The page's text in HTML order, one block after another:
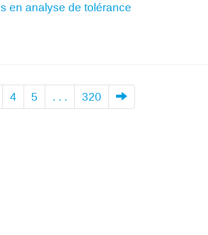
en analyse de tolérance
4 5 . . . 320